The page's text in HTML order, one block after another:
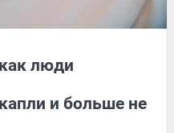
люди
и больше не